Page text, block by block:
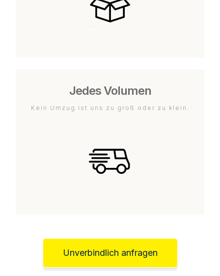
Jedes Volumen
Kein Umzug ist uns zu groß oder zu klein.
Unverbindlich anfragen